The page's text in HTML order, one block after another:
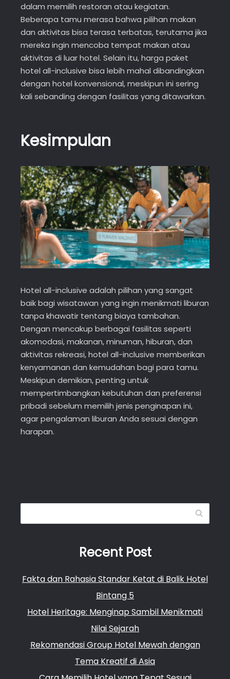
dalam memilih restoran atau kegiatan.
Beberapa tamu merasa bahwa pilihan makan
dan aktivitas bisa terasa terbatas, terutama jika
mereka ingin mencoba tempat makan atau
aktivitas di luar hotel. Selain itu, harga paket
hotel all-inclusive bisa lebih mahal dibandingkan
dengan hotel konvensional, meskipun ini sering
kali sebanding dengan fasilitas yang ditawarkan.
Kesimpulan
Hotel all-inclusive adalah pilihan yang sangat
baik bagi wisatawan yang ingin menikmati liburan
tanpa khawatir tentang biaya tambahan.
Dengan mencakup berbagai fasilitas seperti
akomodasi, makanan, minuman, hiburan, dan
aktivitas rekreasi, hotel all-inclusive memberikan
kenyamanan dan kemudahan bagi para tamu.
Meskipun demikian, penting untuk
mempertimbangkan kebutuhan dan preferensi
pribadi sebelum memilih jenis penginapan ini,
agar pengalaman liburan Anda sesuai dengan
harapan.
Recent Post
Fakta dan Rahasia Standar Ketat di Balik Hotel
Bintang 5
Hotel Heritage: Menginap Sambil Menikmati
Nilai Sejarah
Rekomendasi Group Hotel Mewah dengan
Tema Kreatif di Asia